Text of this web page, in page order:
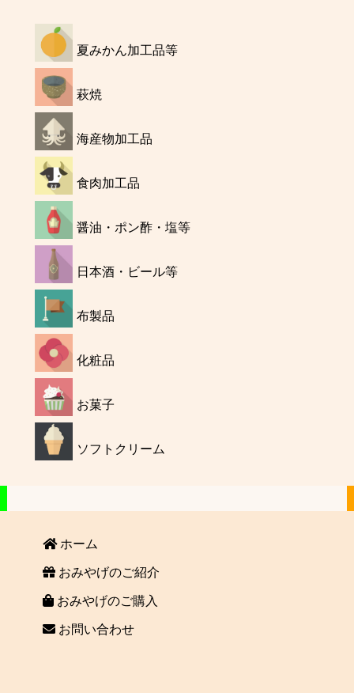
夏みかん加工品等
萩焼
海産物加工品
食肉加工品
醤油・ポン酢・塩等
日本酒・ビール等
布製品
化粧品
お菓子
ソフトクリーム
ホーム
おみやげのご紹介
おみやげのご購入
お問い合わせ